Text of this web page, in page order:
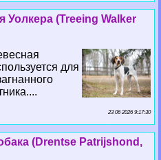
Уолкера (Treeing Walker
для
23 06 2026 9:17:30
(Drentse Patrijshond,